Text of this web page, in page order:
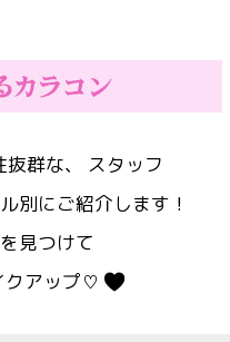
群な、 スタッフ
別にご紹介します！
見つけて
クアップ♡